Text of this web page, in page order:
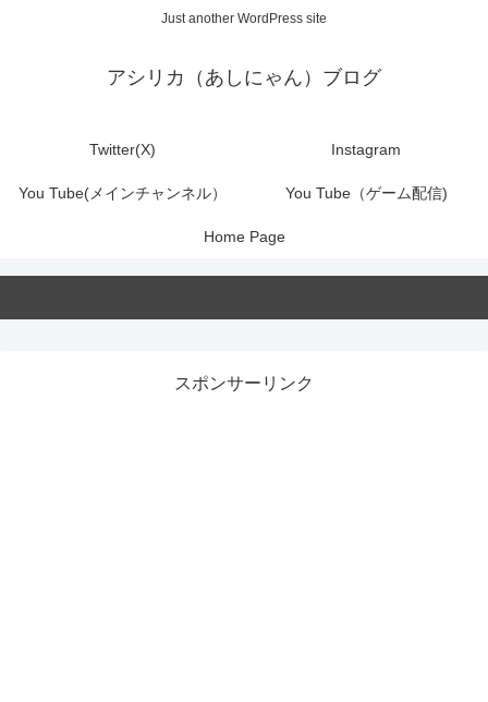
Just another WordPress site
アシリカ（あしにゃん）ブログ
Twitter(X) Instagram
You Tube(メインチャンネル） You Tube（ゲーム配信)
Home Page
スポンサーリンク